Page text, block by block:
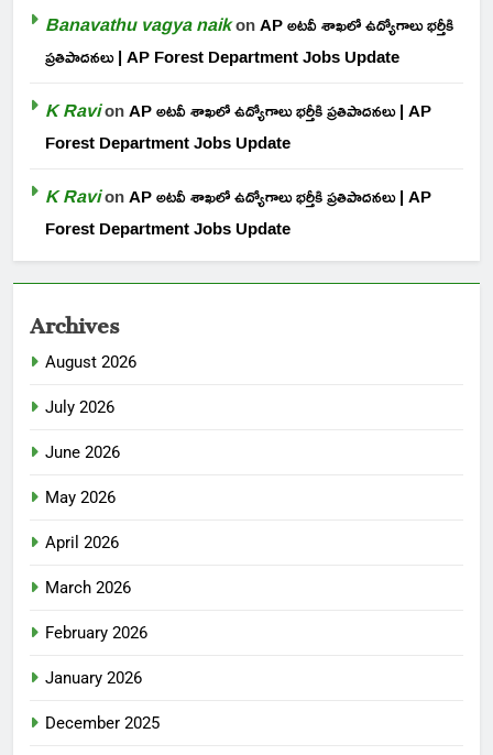
Banavathu vagya naikonAP అటవీ శాఖలో ఉద్యోగాలు భర్తీకి
ప్రతిపాదనలు | AP Forest Department Jobs Update
K RavionAP అటవీ శాఖలో ఉద్యోగాలు భర్తీకి ప్రతిపాదనలు | AP
Forest Department Jobs Update
K RavionAP అటవీ శాఖలో ఉద్యోగాలు భర్తీకి ప్రతిపాదనలు | AP
Forest Department Jobs Update
Archives
August 2026
July 2026
June 2026
May 2026
April 2026
March 2026
February 2026
January 2026
December 2025